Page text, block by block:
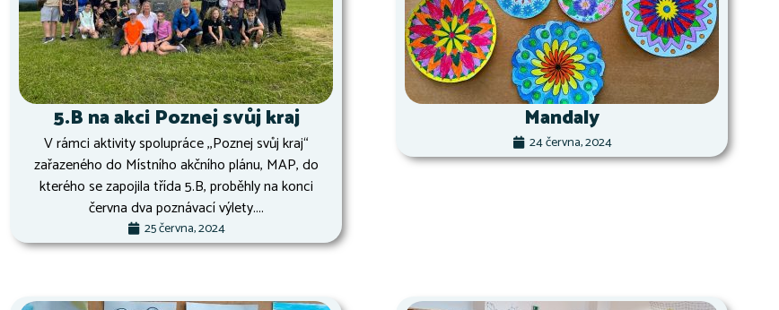
5.B na akci Poznej svůj kraj
V rámci aktivity spolupráce ,,Poznej svůj kraj“
zařazeného do Místního akčního plánu, MAP, do
kterého se zapojila třída 5.B, proběhly na konci
června dva poznávací výlety....
25 června, 2024
Mandaly
24 června, 2024